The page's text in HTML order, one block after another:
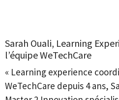
Sarah Ouali, Learning
l’équipe WeTechCare
« Learning experience
WeTechCare depuis 4 ans,